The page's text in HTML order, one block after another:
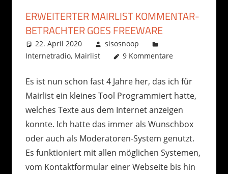
ERWEITERTER MAIRLIST KOMMENTAR-
BETRACHTER GOES FREEWARE
22. April 2020
sisosnoop
Internetradio, Mairlist 9 Kommentare
Es ist nun schon fast 4 Jahre her, das ich für
Mairlist ein kleines Tool Programmiert hatte,
welches Texte aus dem Internet anzeigen
konnte. Ich hatte das immer als Wunschbox
oder auch als Moderatoren-System genutzt.
Es funktioniert mit allen möglichen Systemen,
vom Kontaktformular einer Webseite bis hin